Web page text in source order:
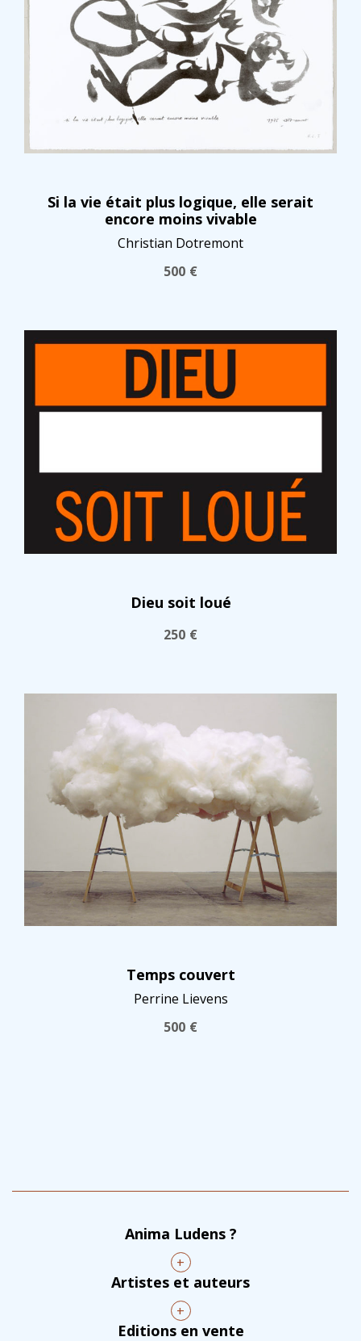
Si la vie était plus logique, elle serait
encore moins vivable
Christian Dotremont
500 €
Dieu soit loué
250 €
Temps couvert
Perrine Lievens
500 €
Anima Ludens ?
+
Artistes et auteurs
+
Editions en vente